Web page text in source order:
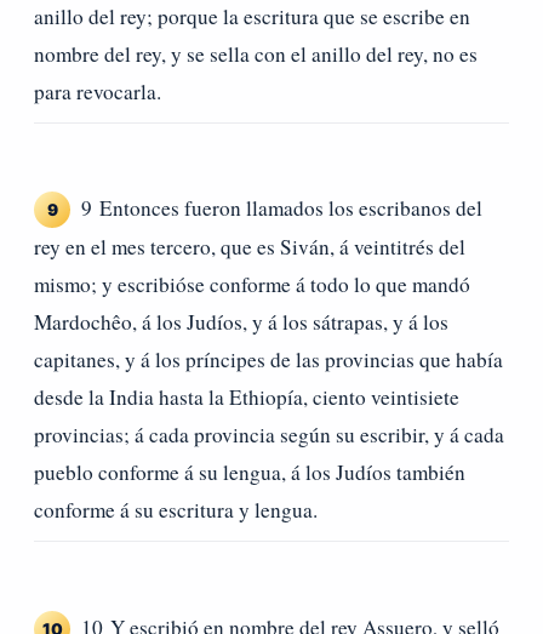
anillo del rey; porque la escritura que se escribe en
nombre del rey, y se sella con el anillo del rey, no es
para revocarla.
9
9 Entonces fueron llamados los escribanos del
rey en el mes tercero, que es Siván, á veintitrés del
mismo; y escribióse conforme á todo lo que mandó
Mardochêo, á los Judíos, y á los sátrapas, y á los
capitanes, y á los príncipes de las provincias que había
desde la India hasta la Ethiopía, ciento veintisiete
provincias; á cada provincia según su escribir, y á cada
pueblo conforme á su lengua, á los Judíos también
conforme á su escritura y lengua.
10 10 Y escribió en nombre del rey Assuero, y selló